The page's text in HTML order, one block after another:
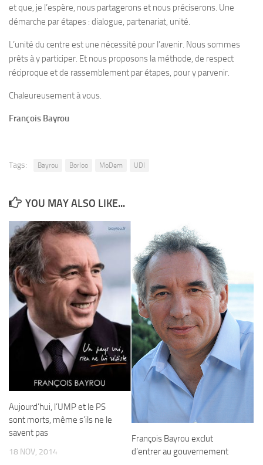
et que, je l’espère, nous partagerons et nous préciserons. Une
démarche par étapes : dialogue, partenariat, unité.
L’unité du centre est une nécessité pour l’avenir. Nous sommes
prêts à y participer. Et nous proposons la méthode, de respect
réciproque et de rassemblement par étapes, pour y parvenir.
Chaleureusement à vous.
François Bayrou
Tags: Bayrou Borloo MoDem UDI
YOU MAY ALSO LIKE...
Aujourd’hui, l’UMP et le PS
sont morts, même s’ils ne le
savent pas
18 NOV, 2014
François Bayrou exclut
d’entrer au gouvernement